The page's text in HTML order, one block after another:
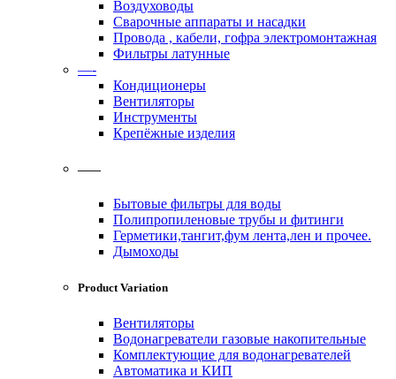
Воздуховоды
Сварочные аппараты и насадки
Провода , кабели, гофра электромонтажная
Фильтры латунные
—-
Кондиционеры
Вентиляторы
Инструменты
Крепёжные изделия
——
Бытовые фильтры для воды
Полипропиленовые трубы и фитинги
Герметики,тангит,фум лента,лен и прочее.
Дымоходы
Product Variation
Вентиляторы
Водонагреватели газовые накопительные
Комплектующие для водонагревателей
Автоматика и КИП